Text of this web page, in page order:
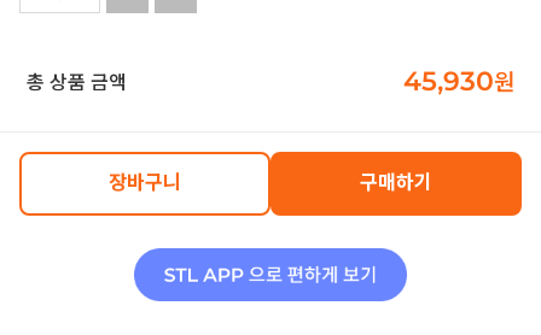
총 상품 금액 45,930원
장바구니 구매하기